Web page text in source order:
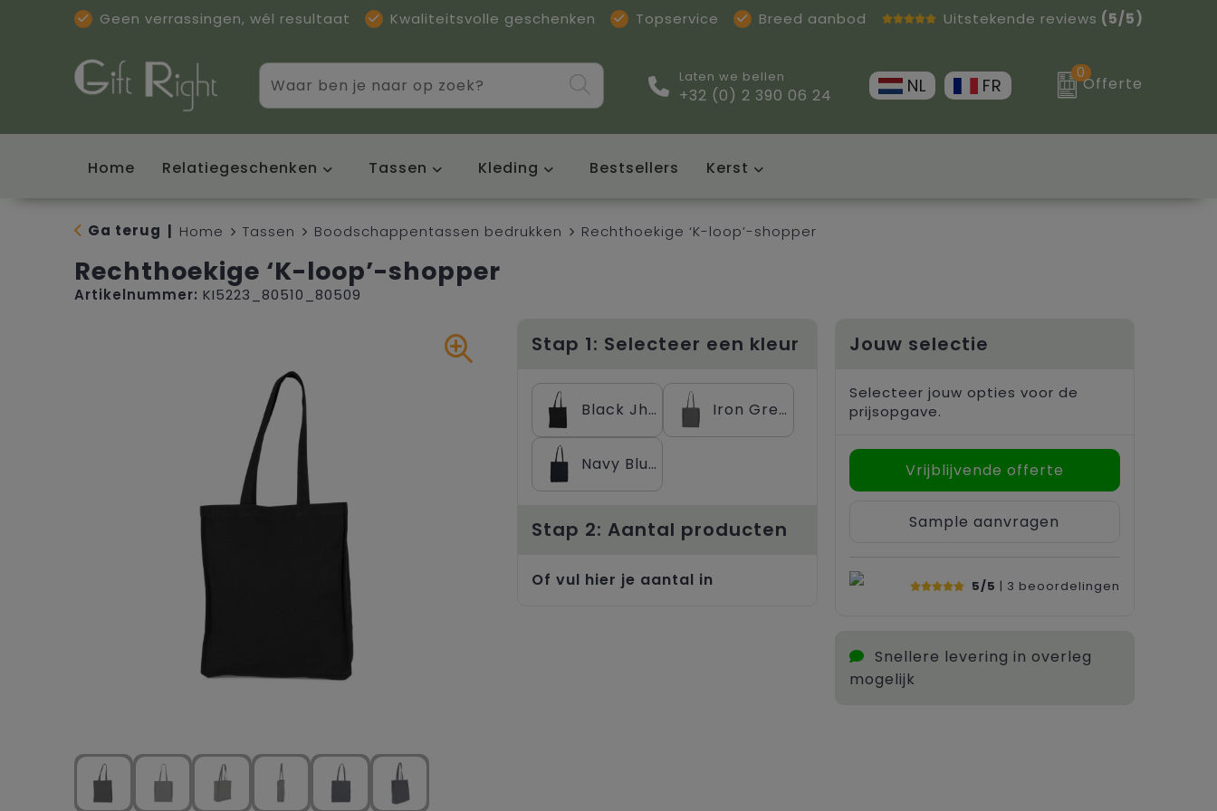
Geen verrassingen, wél resultaat Kwaliteitsvolle geschenken Topservice Breed aanbod Uitstekende reviews (5/5)
Laten we bellen
+32 (0) 2 390 06 24 NL FR
0
Offerte
Home Relatiegeschenken Tassen Kleding Bestsellers Kerst
Ga terug Home Tassen Boodschappentassen bedrukken Rechthoekige ‘K-loop’-shopper
Rechthoekige ‘K-loop’-shopper
Artikelnummer: KI5223_80510_80509
Stap 1: Selecteer een kleur
Black Jhoot Iron Grey Jhoot
Navy Blue Jhoot
Stap 2: Aantal producten
Of vul hier je aantal in
Jouw selectie
Selecteer jouw opties voor de
prijsopgave.
Vrijblijvende offerte
Sample aanvragen
5/5 | 3 beoordelingen
Snellere levering in overleg
mogelijk